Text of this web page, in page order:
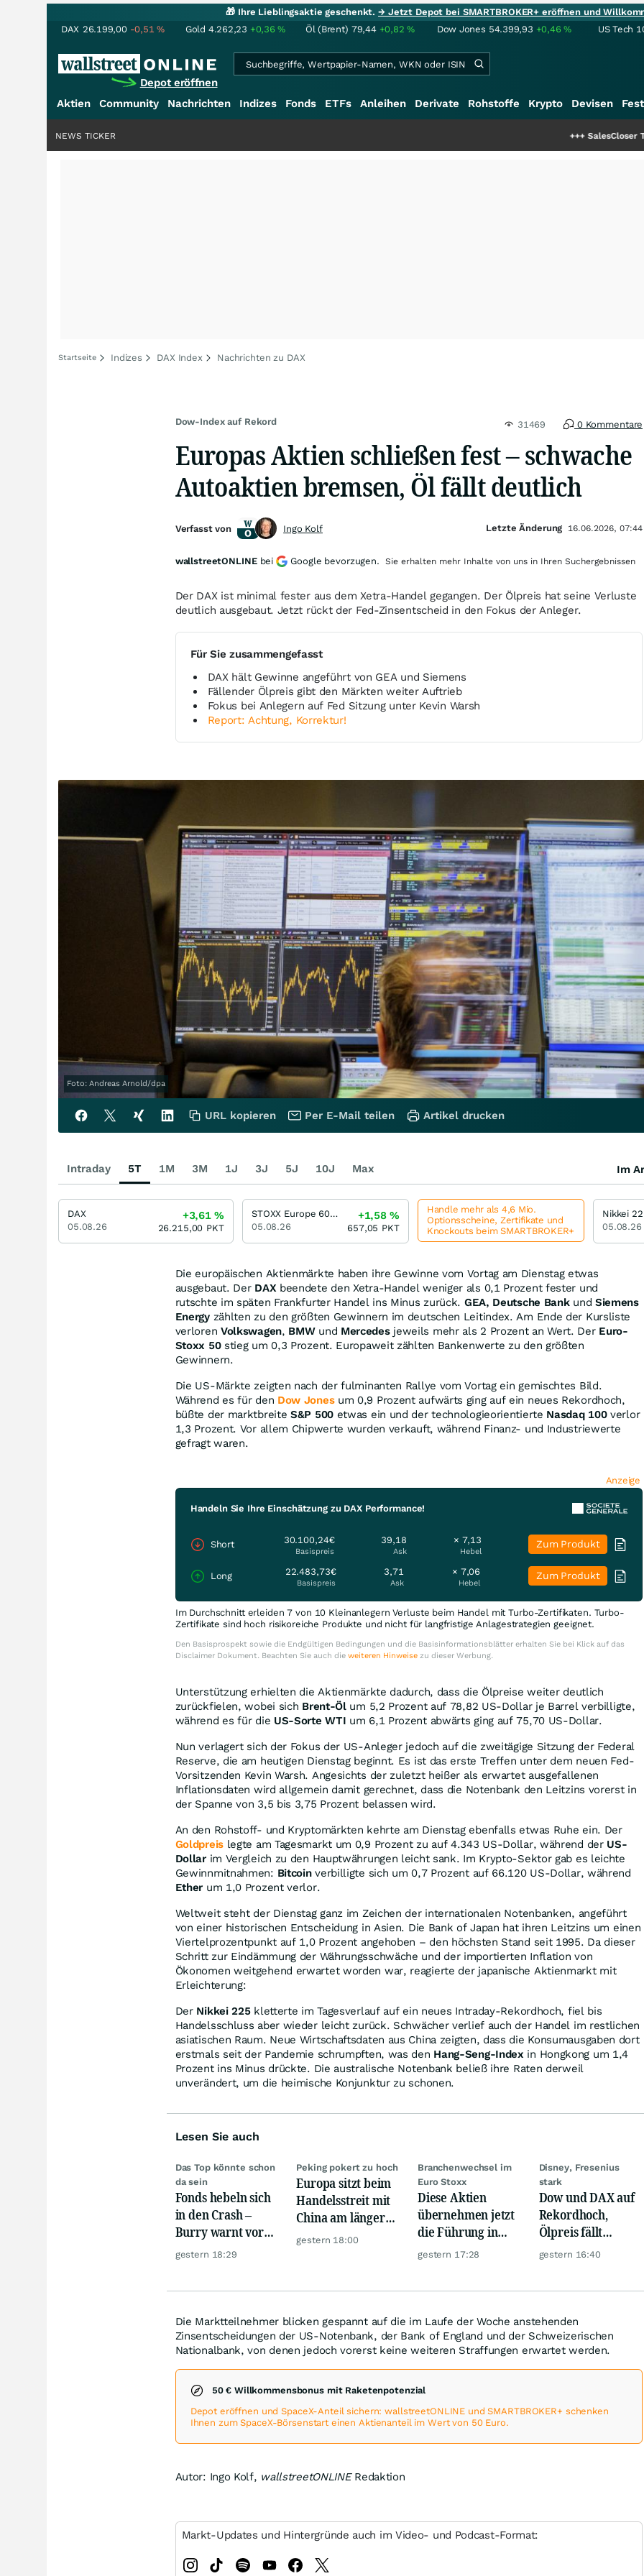
🎁 Ihre Lieblingsaktie geschenkt.→ Jetzt Depot bei SMARTBROKER+ eröffnen und
DAX 26.199,00 -0,51% Gold 4.262,23 +0,36% Öl (Brent) 79,44 +0,82% Dow Jones 54.399,93 +0,46% US Tech
Depot eröffnen
Aktien Community Nachrichten Indizes Fonds ETFs Anleihen Derivate Rohstoffe Krypto Devisen
SalesCloser Technologies:
NEWS TICKER
Startseite Indizes DAX Index Nachrichten zu DAX
Dow-Index auf Rekord 31469 0 Kommentare
Europas Aktien schließen fest – schwache
Autoaktien bremsen, Öl fällt deutlich
Der DAX ist minimal fester aus dem Xetra-Handel gegangen. Der Ölpreis hat seine Verluste
deutlich ausgebaut. Jetzt rückt der Fed-Zinsentscheid in den Fokus der Anleger.
Für Sie zusammengefasst
DAX hält Gewinne angeführt von GEA und Siemens
Fällender Ölpreis gibt den Märkten weiter Auftrieb
Fokus bei Anlegern auf Fed Sitzung unter Kevin Warsh
Report: Achtung, Korrektur!
Foto: Andreas Arnold/dpa
Die europäischen Aktienmärkte haben ihre Gewinne vom Vortag am Dienstag etwas
ausgebaut. Der DAXbeendete den Xetra-Handel weniger als 0,1 Prozent fester und
rutschte im späten Frankfurter Handel ins Minus zurück. GEA, Deutsche Bank und Siemens
Energyzählten zu den größten Gewinnern im deutschen Leitindex. Am Ende der Kursliste
verloren Volkswagen, BMWund Mercedesjeweils mehr als 2 Prozent an Wert. Der Euro-
Stoxx 50stieg um 0,3 Prozent. Europaweit zählten Bankenwerte zu den größten
Gewinnern.
Die US-Märkte zeigten nach der fulminanten Rallye vom Vortag ein gemischtes Bild.
Während es für den Dow Jones um 0,9 Prozent aufwärts ging auf ein neues Rekordhoch,
büßte der marktbreiteS&P 500etwas ein und der technologieorientierte Nasdaq 100verlor
1,3 Prozent. Vor allem Chipwerte wurden verkauft, während Finanz- und Industriewerte
gefragt waren.
Anzeige
Handeln Sie Ihre Einschätzung zu DAX Performance!
Short 30.100,24€
Basispreis
39,18
Ask
× 7,13
Hebel
Zum Produkt
Long 22.483,73€
Basispreis
3,71
Ask
× 7,06
Hebel
Zum Produkt
Im Durchschnitt erleiden 7 von 10 Kleinanlegern Verluste beim Handel mit Turbo-Zertifikaten. Turbo-
Zertifikate sind hoch risikoreiche Produkte und nicht für langfristige Anlagestrategien geeignet.
Den Basisprospekt sowie die Endgültigen Bedingungen und die Basisinformationsblätter erhalten Sie bei Klick auf das
Disclaimer Dokument. Beachten Sie auch die weiteren Hinweisezu dieser Werbung.
Unterstützung erhielten die Aktienmärkte dadurch, dass die Ölpreise weiter deutlich
zurückfielen, wobei sich Brent-Ölum 5,2 Prozent auf 78,82 US-Dollar je Barrel verbilligte,
während es für die US-Sorte WTI um 6,1 Prozent abwärts ging auf 75,70 US-Dollar.
Nun verlagert sich der Fokus der US-Anleger jedoch auf die zweitägige Sitzung der Federal
Reserve, die am heutigen Dienstag beginnt. Es ist das erste Treffen unter dem neuen Fed-
Vorsitzenden Kevin Warsh. Angesichts der zuletzt heißer als erwartet ausgefallenen
Inflationsdaten wird allgemein damit gerechnet, dass die Notenbank den Leitzins vorerst in
der Spanne von 3,5 bis 3,75 Prozent belassen wird.
An den Rohstoff- und Kryptomärkten kehrte am Dienstag ebenfalls etwas Ruhe ein. Der
Goldpreislegte am Tagesmarkt um 0,9 Prozent zu auf 4.343 US-Dollar, während der US-
Dollarim Vergleich zu den Hauptwährungen leicht sank. Im Krypto-Sektor gab es leichte
Gewinnmitnahmen: Bitcoinverbilligte sich um 0,7 Prozent auf 66.120 US-Dollar, während
Ether um 1,0 Prozent verlor.
Weltweit steht der Dienstag ganz im Zeichen der internationalen Notenbanken, angeführt
von einer historischen Entscheidung in Asien. Die Bank of Japan hat ihren Leitzins um einen
Viertelprozentpunkt auf 1,0 Prozent angehoben – den höchsten Stand seit 1995. Da dieser
Schritt zur Eindämmung der Währungsschwäche und der importierten Inflation von
Ökonomen weitgehend erwartet worden war, reagierte der japanische Aktienmarkt mit
Erleichterung:
Der Nikkei 225kletterte im Tagesverlauf auf ein neues Intraday-Rekordhoch, fiel bis
Handelsschluss aber wieder leicht zurück. Schwächer verlief auch der Handel im restlichen
asiatischen Raum. Neue Wirtschaftsdaten aus China zeigten, dass die Konsumausgaben dort
erstmals seit der Pandemie schrumpften, was den Hang-Seng-Index in Hongkong um 1,4
Prozent ins Minus drückte. Die australische Notenbank beließ ihre Raten derweil
unverändert, um die heimische Konjunktur zu schonen.
Lesen Sie auch
Das Top könnte schon
da sein
Fonds hebeln sich
in den Crash –
Burry warnt vor
einem Absturz wie
gestern 18:29
Peking pokert zu hoch
Europa sitzt beim
Handelsstreit mit
China am längeren
Hebel
gestern 18:00
Branchenwechsel im
Euro Stoxx
Diese Aktien
übernehmen jetzt
die Führung in
Europa
gestern 17:28
Disney, Fresenius
stark
Dow und DAX auf
Rekordhoch,
Ölpreis fällt
weiter, Gold legt
gestern 16:40
Die Marktteilnehmer blicken gespannt auf die im Laufe der Woche anstehenden
Zinsentscheidungen der US-Notenbank, der Bank of England und der Schweizerischen
Nationalbank, von denen jedoch vorerst keine weiteren Straffungen erwartet werden.
50 € Willkommensbonus mit Raketenpotenzial
Depot eröffnen und SpaceX-Anteil sichern: wallstreetONLINE und SMARTBROKER+ schenken
Ihnen zum SpaceX-Börsenstart einen Aktienanteil im Wert von 50 Euro.
Autor: Ingo Kolf, wallstreetONLINERedaktion
Markt-Updates und Hintergründe auch im Video- und Podcast-Format:
Verfasst von Ingo Kolf Letzte Änderung 16.06.2026, 07:44
wallstreetONLINE bei Google bevorzugen. Sie erhalten mehr Inhalte von uns in Ihren Suchergebnissen
URL kopieren Per E-Mail teilen Artikel drucken
Intraday 5T 1M 3M 1J 3J 5J 10J Max Im
DAX
05.08.26
+3,61%
26.215,00 PKT
STOXX Europe 600 EUR (Price)
05.08.26
+1,58%
657,05 PKT
Handle mehr als 4,6 Mio.
Optionsscheine, Zertifikate und
Knockouts beim SMARTBROKER+
Nikkei
05.08.26